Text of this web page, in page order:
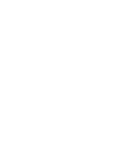
Dispokredit ist
Betrag sollte
über einen